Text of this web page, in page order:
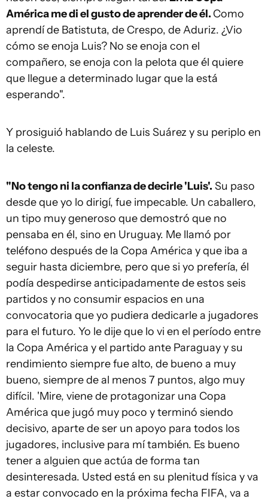
América me di el gusto de aprender de él. Como
aprendí de Batistuta, de Crespo, de Aduriz. ¿Vio
cómo se enoja Luis? No se enoja con el
compañero, se enoja con la pelota que él quiere
que llegue a determinado lugar que la está
esperando".
Y prosiguió hablando de Luis Suárez y su periplo en
la celeste.
"No tengo ni la confianza de decirle 'Luis'. Su paso
desde que yo lo dirigí, fue impecable. Un caballero,
un tipo muy generoso que demostró que no
pensaba en él, sino en Uruguay. Me llamó por
teléfono después de la Copa América y que iba a
seguir hasta diciembre, pero que si yo prefería, él
podía despedirse anticipadamente de estos seis
partidos y no consumir espacios en una
convocatoria que yo pudiera dedicarle a jugadores
para el futuro. Yo le dije que lo vi en el período entre
la Copa América y el partido ante Paraguay y su
rendimiento siempre fue alto, de bueno a muy
bueno, siempre de al menos 7 puntos, algo muy
difícil. 'Mire, viene de protagonizar una Copa
América que jugó muy poco y terminó siendo
decisivo, aparte de ser un apoyo para todos los
jugadores, inclusive para mí también. Es bueno
tener a alguien que actúa de forma tan
desinteresada. Usted está en su plenitud física y va
a estar convocado en la próxima fecha FIFA, va a